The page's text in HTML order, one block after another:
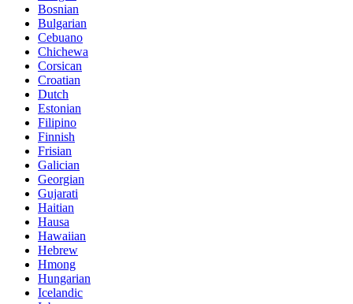
Bosnian
Bulgarian
Cebuano
Chichewa
Corsican
Croatian
Dutch
Estonian
Filipino
Finnish
Frisian
Galician
Georgian
Gujarati
Haitian
Hausa
Hawaiian
Hebrew
Hmong
Hungarian
Icelandic